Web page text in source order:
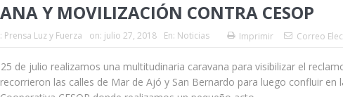
Y MOVILIZACIÓN CONTRA CESOP
Prensa Luz y Fuerza on: julio 27, 2018 En: Noticias Imprimir Correo
de julio realizamos una multitudinaria caravana para visibilizar el
las calles de Mar de Ajó y San Bernardo para luego confluir en